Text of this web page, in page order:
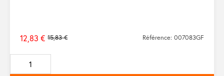
Prix
de
base
15,83 €
12,83 € Référence: 007083GF